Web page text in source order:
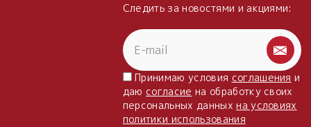
Следить за новостями и акциями:
Принимаю условия соглашения и
даю согласие на обработку своих
персональных данныхна условиях
политики использования